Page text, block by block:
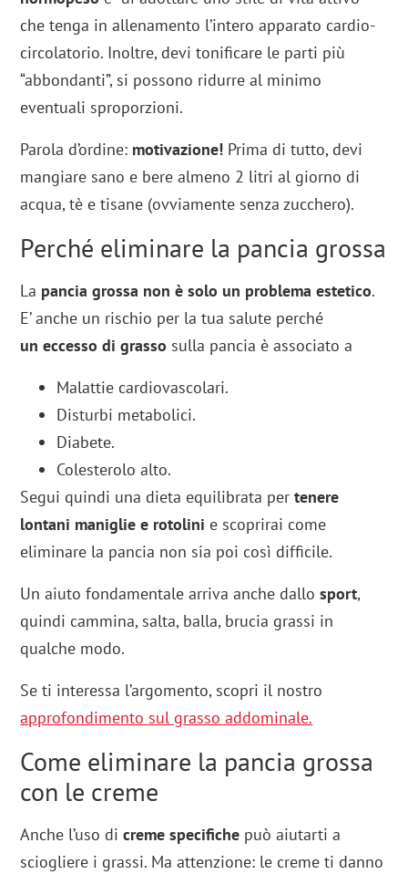
che tenga in allenamento l’intero apparato cardio-
circolatorio. Inoltre, devi tonificare le parti più
“abbondanti”, si possono ridurre al minimo
eventuali sproporzioni.
Parola d’ordine: motivazione! Prima di tutto, devi
mangiare sano e bere almeno 2 litri al giorno di
acqua, tè e tisane (ovviamente senza zucchero).
Perché eliminare la pancia grossa
La pancia grossa non è solo un problema estetico.
E’ anche un rischio per la tua salute perché
un eccesso di grasso sulla pancia è associato a
Malattie cardiovascolari.
Disturbi metabolici.
Diabete.
Colesterolo alto.
Segui quindi una dieta equilibrata pertenere
lontani maniglie e rotolini e scoprirai come
eliminare la pancia non sia poi così difficile.
Un aiuto fondamentale arriva anche dallosport,
quindi cammina, salta, balla, brucia grassi in
qualche modo.
Se ti interessa l’argomento, scopri il nostro
approfondimento sul grasso addominale.
Come eliminare la pancia grossa
con le creme
Anche l’uso dicreme specifiche può aiutarti a
sciogliere i grassi. Ma attenzione: le creme ti danno